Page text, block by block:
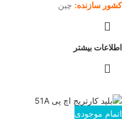
کشور سازنده: چین
اطلاعات بیشتر
اتمام موجودی